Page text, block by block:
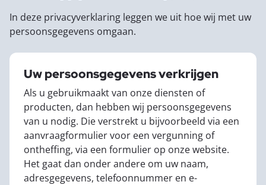
In deze privacyverklaring leggen we uit hoe wij met uw
persoonsgegevens omgaan.
Uw persoonsgegevens verkrijgen
Als u gebruikmaakt van onze diensten of
producten, dan hebben wij persoonsgegevens
van u nodig. Die verstrekt u bijvoorbeeld via een
aanvraagformulier voor een vergunning of
ontheffing, via een formulier op onze website.
Het gaat dan onder andere om uw naam,
adresgegevens, telefoonnummer en e-